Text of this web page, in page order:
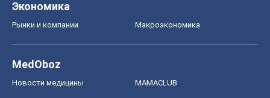
Экономика
Рынки и компании Mакроэкономика
MedOboz
Новости медицины MAMACLUB